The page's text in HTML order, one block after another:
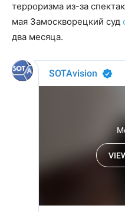
терроризма из-за
мая Замоскворецкий суд
два месяца.